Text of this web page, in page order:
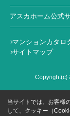
アスカホーム公式
マンションカタロ
サイトマップ
Copyright(c)
当サイトでは、お客様
して、クッキー（